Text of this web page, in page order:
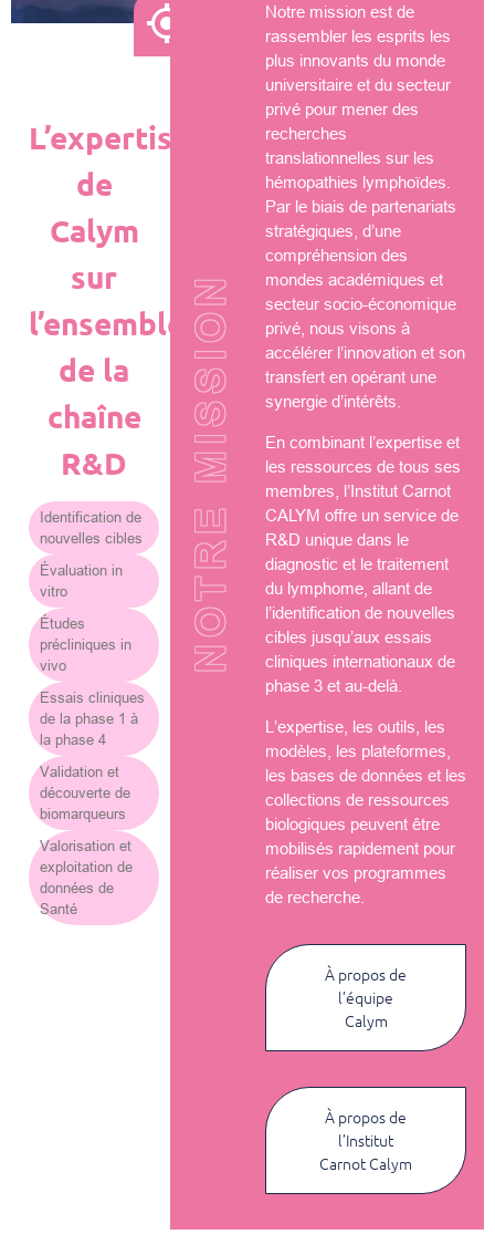
L’expertise
de
Calym
sur
l’ensemble
de la
chaîne
R&D
Identification de
nouvelles cibles
Évaluation in
vitro
Études
précliniques in
vivo
Essais cliniques
de la phase 1 à
la phase 4
Validation et
découverte de
biomarqueurs
Valorisation et
exploitation de
données de
Santé
NOTRE MISSION
Notre mission est de
rassembler les esprits les
plus innovants du monde
universitaire et du secteur
privé pour mener des
recherches
translationnelles sur les
hémopathies lymphoïdes.
Par le biais de partenariats
stratégiques, d’une
compréhension des
mondes académiques et
secteur socio-économique
privé, nous visons à
accélérer l’innovation et son
transfert en opérant une
synergie d’intérêts.
En combinant l’expertise et
les ressources de tous ses
membres, l’Institut Carnot
CALYM offre un service de
R&D unique dans le
diagnostic et le traitement
du lymphome, allant de
l’identification de nouvelles
cibles jusqu’aux essais
cliniques internationaux de
phase 3 et au-delà.
L’expertise, les outils, les
modèles, les plateformes,
les bases de données et les
collections de ressources
biologiques peuvent être
mobilisés rapidement pour
réaliser vos programmes
de recherche.
À propos de
l’équipe
Calym
À propos de
l’Institut
Carnot Calym